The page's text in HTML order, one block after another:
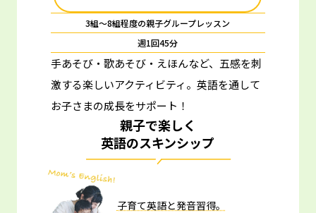
3組～8組程度の親子グループレッスン
週1回45分
手あそび・歌あそび・えほんなど、五感を刺
激する楽しいアクティビティ。 英語を通して
お子さまの成長をサポート！
親子で楽しく
英語のスキンシップ
子育て英語と発音習得。